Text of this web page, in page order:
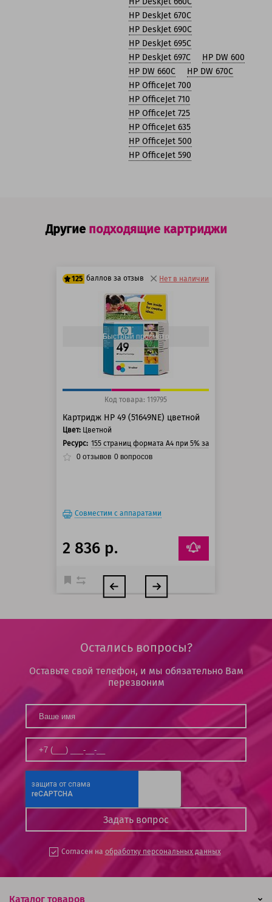
HP DeskJet 670C
HP DeskJet 690C
HP DeskJet 695C
HP DeskJet 697C
HP DW 600
HP DW 660C
HP DW 670C
HP OfficeJet 700
HP OfficeJet 710
HP OfficeJet 725
HP OfficeJet 635
HP OfficeJet 500
HP OfficeJet 590
Другие подходящие картриджи
125 баллов за отзыв
100 баллов
125 баллов
Нет в наличии
Быстрый просмотр
Код товара: 119795
Картридж HP 49 (51649NE) цветной
Цвет: Цветной
Ресурс: 155 страниц формата A4 при 5% заполнении
0 отзывов 0 вопросов
Совместим с аппаратами
2 836 р.
Остались вопросы?
Оставьте свой телефон, и мы обязательно Вам
перезвоним
Согласен на обработку персональных данных
Каталог товаров